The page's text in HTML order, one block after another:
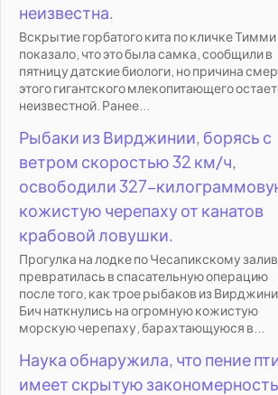
неизвестна.
Вскрытие горбатого кита по кличке Тимми
показало, что это была самка, сообщили в
пятницу датские биологи, но причина
этого гигантского млекопитающего
неизвестной. Ранее...
Рыбаки из Вирджинии, борясь с
ветром скоростью 32 км/ч,
освободили 327-
кожистую черепаху от канатов
крабовой ловушки.
Прогулка на лодке по Чесапикскому
превратилась в спасательную операцию
после того, как трое рыбаков из
Бич наткнулись на огромную кожистую
морскую черепаху, барахтающуюся в...
Наука обнаружила, что пение
имеет скрытую